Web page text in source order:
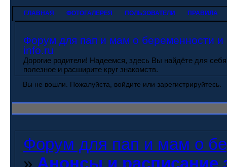
ГЛАВНАЯ ФОТОГАЛЕРЕЯ ПОЛЬЗОВАТЕЛИ ПРАВИЛА
Форум для пап и мам о беременности и
info.ru
Дорогие родители! Надеемся, здесь Вы найдёте для
полезное и расширите круг знакомств.
Вы не вошли. Пожалуйста, войдите или зарегистрируйтесь.
Форум для пап и мам о